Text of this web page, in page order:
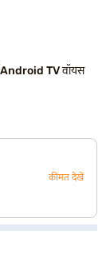
Android TV वॉयस
कीमत देखें